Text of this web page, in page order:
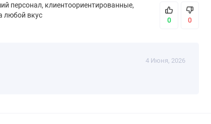
персонал, клиентоориентированные,
любой вкус
0 0
4 Июня, 2026